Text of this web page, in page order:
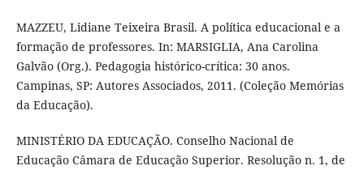
MAZZEU, Lidiane Teixeira Brasil. A política educacional e a
formação de professores. In: MARSIGLIA, Ana Carolina
Galvão (Org.). Pedagogia histórico-crítica: 30 anos.
Campinas, SP: Autores Associados, 2011. (Coleção Memórias
da Educação).
MINISTÉRIO DA EDUCAÇÃO. Conselho Nacional de
Educação Câmara de Educação Superior. Resolução n. 1, de